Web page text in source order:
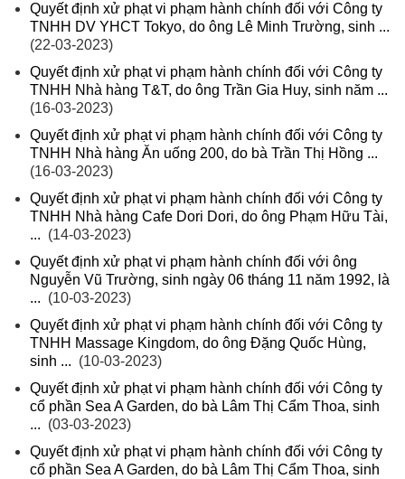
Quyết định xử phạt vi phạm hành chính đối với Công ty
TNHH DV YHCT Tokyo, do ông Lê Minh Trường, sinh ...
(22-03-2023)
Quyết định xử phạt vi phạm hành chính đối với Công ty
TNHH Nhà hàng T&T, do ông Trần Gia Huy, sinh năm ...
(16-03-2023)
Quyết định xử phạt vi phạm hành chính đối với Công ty
TNHH Nhà hàng Ăn uống 200, do bà Trần Thị Hồng ...
(16-03-2023)
Quyết định xử phạt vi phạm hành chính đối với Công ty
TNHH Nhà hàng Cafe Dori Dori, do ông Phạm Hữu Tài,
... (14-03-2023)
Quyết định xử phạt vi phạm hành chính đối với ông
Nguyễn Vũ Trường, sinh ngày 06 tháng 11 năm 1992, là
... (10-03-2023)
Quyết định xử phạt vi phạm hành chính đối với Công ty
TNHH Massage Kingdom, do ông Đặng Quốc Hùng,
sinh ... (10-03-2023)
Quyết định xử phạt vi phạm hành chính đối với Công ty
cổ phần Sea A Garden, do bà Lâm Thị Cẩm Thoa, sinh
... (03-03-2023)
Quyết định xử phạt vi phạm hành chính đối với Công ty
cổ phần Sea A Garden, do bà Lâm Thị Cẩm Thoa, sinh